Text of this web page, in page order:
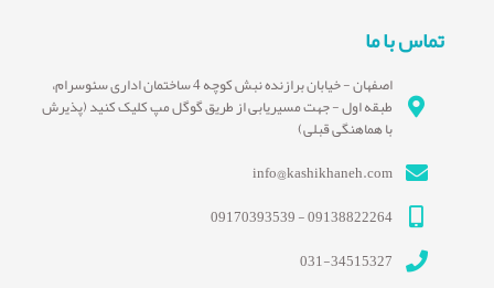
تماس با ما
اصفهان - خیابان برازنده نبش کوچه 4 ساختمان اداری سئوسرام،
طبقه اول - جهت مسیریابی از طریق گوگل مپ کلیک کنید (پذیرش
با هماهنگی قبلی)
info@kashikhaneh.com
09138822264 - 09170393539
031-34515327